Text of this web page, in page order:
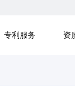
专利服务 资